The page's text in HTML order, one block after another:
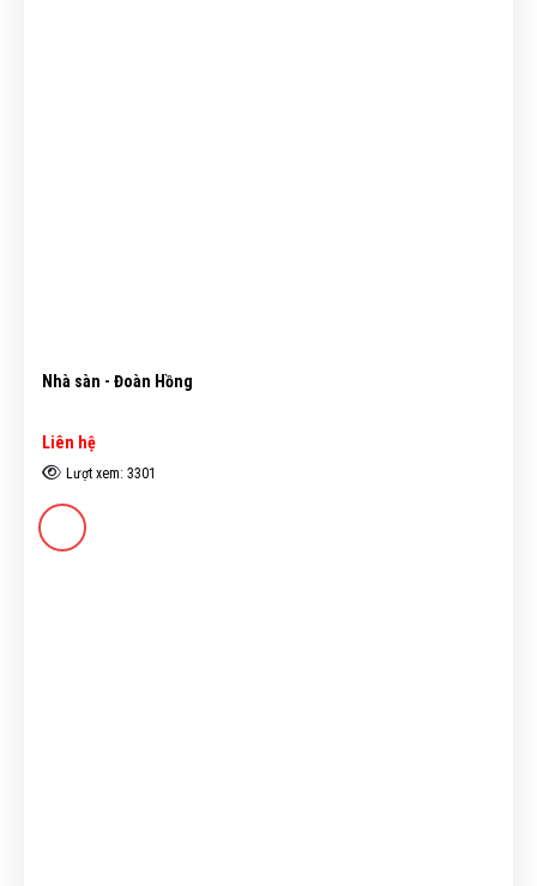
Nhà sàn - Đoàn Hồng
Liên hệ
Lượt xem: 3301